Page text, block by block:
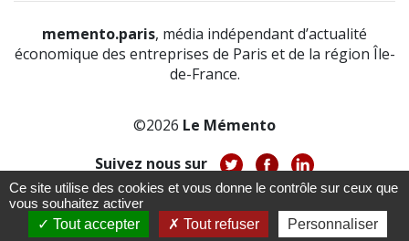
memento.paris, média indépendant d’actualité
économique des entreprises de Paris et de la région Île-
de-France.
©2026 Le Mémento
Suivez nous sur
À propos-Notice légale
CGV-CGU
Ce site utilise des cookies et vous donne le contrôle sur ceux que
vous souhaitez activer
Tout accepter
Tout refuser Personnaliser